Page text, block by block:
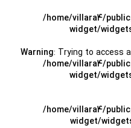
/home/villara4/
widget/
Warning: Trying to access
/home/villara4/
widget/
/home/villara4/
widget/